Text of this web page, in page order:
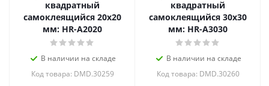
квадратный
самоклеящийся 20х20
мм: HR-A2020
В наличии на складе
Код товара: DMD.30259
квадратный
самоклеящийся 30х30
мм: HR-A3030
В наличии на складе
Код товара: DMD.30260